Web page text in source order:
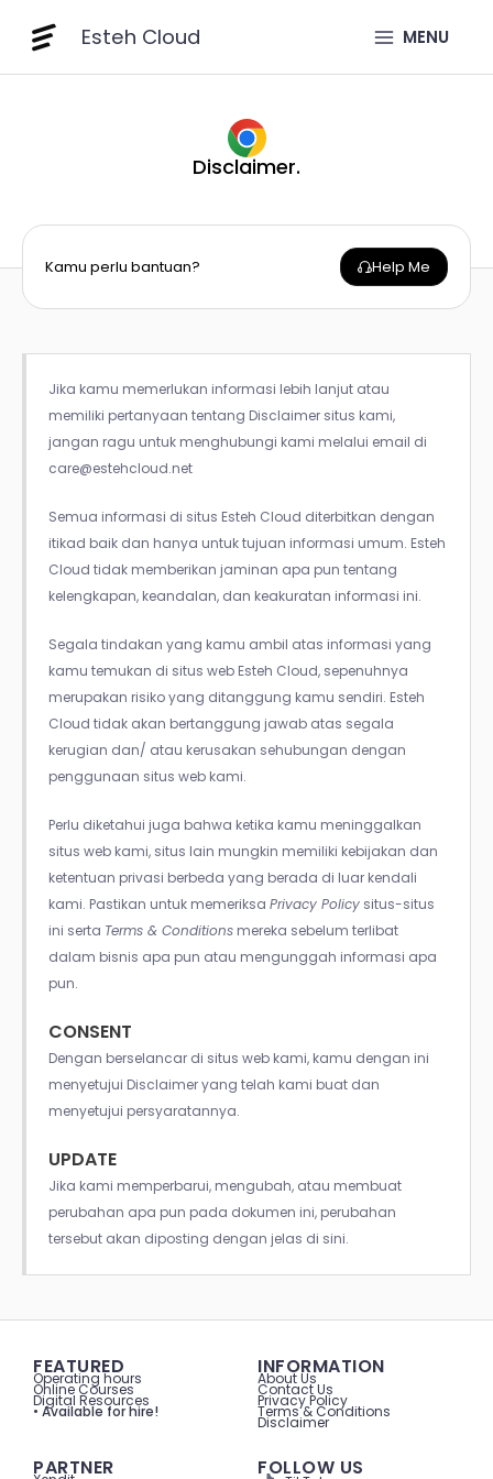
content
Esteh Cloud MENU
Disclaimer.
Kamu perlu bantuan? Help Me
Jika kamu memerlukan informasi lebih lanjut atau
memiliki pertanyaan tentang Disclaimer situs kami,
jangan ragu untuk menghubungi kami melalui email di
care@estehcloud.net
Semua informasi di situs Esteh Cloud diterbitkan dengan
itikad baik dan hanya untuk tujuan informasi umum. Esteh
Cloud tidak memberikan jaminan apa pun tentang
kelengkapan, keandalan, dan keakuratan informasi ini.
Segala tindakan yang kamu ambil atas informasi yang
kamu temukan di situs web Esteh Cloud, sepenuhnya
merupakan risiko yang ditanggung kamu sendiri. Esteh
Cloud tidak akan bertanggung jawab atas segala
kerugian dan/ atau kerusakan sehubungan dengan
penggunaan situs web kami.
Perlu diketahui juga bahwa ketika kamu meninggalkan
situs web kami, situs lain mungkin memiliki kebijakan dan
ketentuan privasi berbeda yang berada di luar kendali
kami. Pastikan untuk memeriksa Privacy Policy situs-situs
ini serta Terms & Conditions mereka sebelum terlibat
dalam bisnis apa pun atau mengunggah informasi apa
pun.
CONSENT
Dengan berselancar di situs web kami, kamu dengan ini
menyetujui Disclaimer yang telah kami buat dan
menyetujui persyaratannya.
UPDATE
Jika kami memperbarui, mengubah, atau membuat
perubahan apa pun pada dokumen ini, perubahan
tersebut akan diposting dengan jelas di sini.
FEATURED
Operating hours
Online Courses
Digital Resources
• Available for hire!
INFORMATION
About Us
Contact Us
Privacy Policy
Terms & Conditions
Disclaimer
PARTNER FOLLOW US